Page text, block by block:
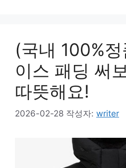
(국내 100%
이스 패딩 써
따뜻해요!
2026-02-28 작성자: writer